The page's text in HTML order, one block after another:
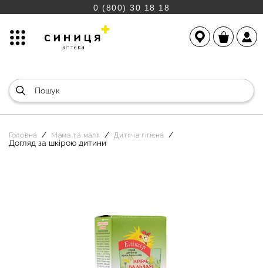
0 (800) 30 18 18
Головна Мама та маля Дитяча гігієна
Догляд за шкірою дитини